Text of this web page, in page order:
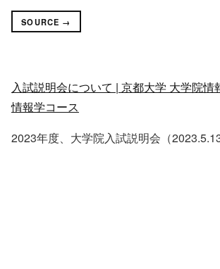
SOURCE →
入試説明会について | 京都大学 大学院情
情報学コース
2023年度、大学院入試説明会（2023.5.13